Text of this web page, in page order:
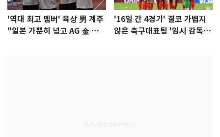
'역대 최고 멤버' 육상 男 계주
"일본 가뿐히 넘고 AG 金 따겠
'16일 간 4경기' 결코 가볍지
않은 축구대표팀 '임시 감독'